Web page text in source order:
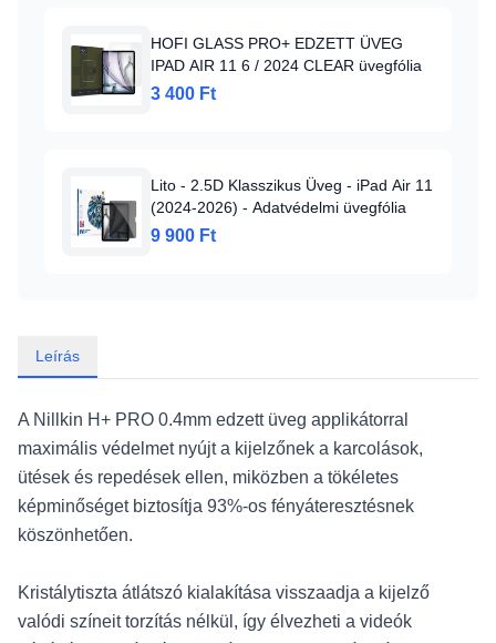
HOFI GLASS PRO+ EDZETT ÜVEG
IPAD AIR 11 6 / 2024 CLEAR üvegfólia
3 400 Ft
Lito - 2.5D Klasszikus Üveg - iPad Air 11
(2024-2026) - Adatvédelmi üvegfólia
9 900 Ft
Leírás
A Nillkin H+ PRO 0.4mm edzett üveg applikátorral
maximális védelmet nyújt a kijelzőnek a karcolások,
ütések és repedések ellen, miközben a tökéletes
képminőséget biztosítja 93%-os fényáteresztésnek
köszönhetően.
Kristálytiszta átlátszó kialakítása visszaadja a kijelző
valódi színeit torzítás nélkül, így élvezheti a videók